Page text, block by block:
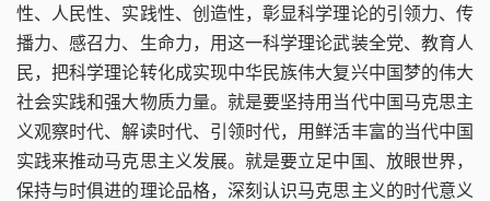
性、人民性、实践性、创造性，彰显科学理论的引领力、传
播力、感召力、生命力，用这一科学理论武装全党、教育人
民，把科学理论转化成实现中华民族伟大复兴中国梦的伟大
社会实践和强大物质力量。就是要坚持用当代中国马克思主
义观察时代、解读时代、引领时代，用鲜活丰富的当代中国
实践来推动马克思主义发展。就是要立足中国、放眼世界，
保持与时俱进的理论品格，深刻认识马克思主义的时代意义